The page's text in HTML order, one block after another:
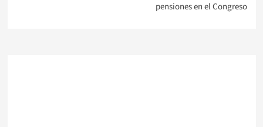
pensiones en el Congreso